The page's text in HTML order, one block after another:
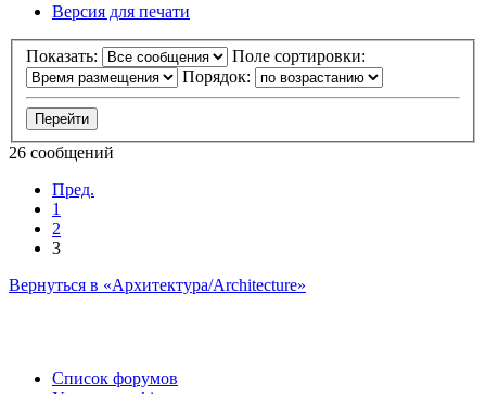
Версия для печати
Показать:
Поле сортировки:
Порядок:
26 сообщений
Пред.
1
2
3
Вернуться в «Архитектура/Architecture»
Список форумов